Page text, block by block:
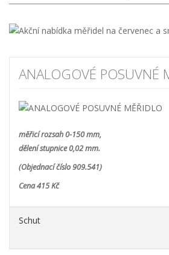
ANALOGOVÉ POSUVNÉ
měřicí rozsah 0-150 mm,
dělení stupnice 0,02 mm.
(Objednací číslo 909.541)
Cena 415 Kč
Schut